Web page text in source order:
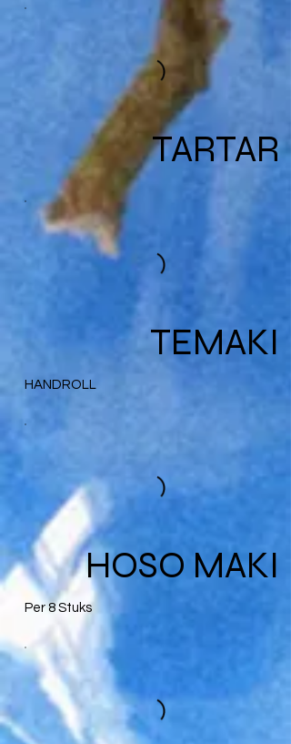
TARTAR
TEMAKI
HANDROLL
HOSO MAKI
Per 8 Stuks